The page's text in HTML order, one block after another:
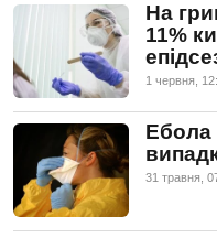
На
11%
1 червня,
Ебола
31 травня,